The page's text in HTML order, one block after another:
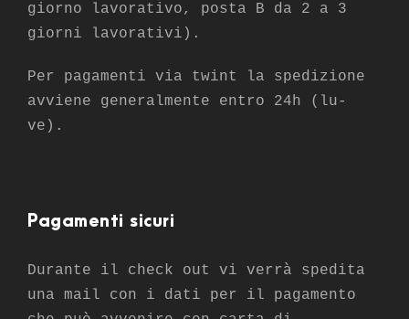
giorno lavorativo, posta B da 2 a 3
giorni lavorativi).
Per pagamenti via twint la spedizione
avviene generalmente entro 24h (lu-
ve).
Pagamenti sicuri
Durante il check out vi verrà spedita
una mail con i dati per il pagamento